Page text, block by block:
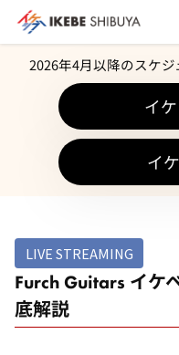
2026年4月以降のスケ
イ
イ
LIVE STREAMING
Furch Guitars イケ
底解説